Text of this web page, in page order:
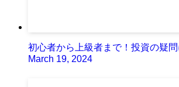
初心者から上級者まで！投資の疑
March 19, 2024